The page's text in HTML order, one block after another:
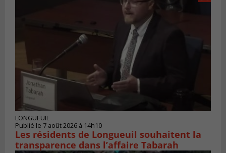
LONGUEUIL
Publié le 7 août 2026 à 14h10
Les résidents de Longueuil souhaitent la
transparence dans l’affaire Tabarah